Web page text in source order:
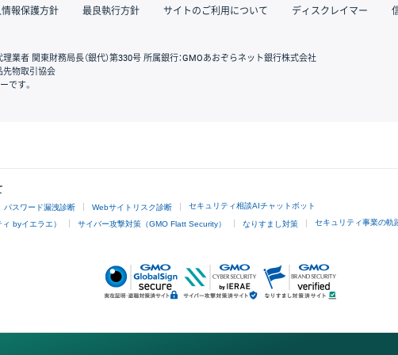
報保護方針 最良執行方針 サイトのご利用について ディスクレイマー
業者 関東財務局長（銀代）第330号 所属銀行：GMOあおぞらネット銀行株式会社
先物取引協会
です。
パスワード漏洩診断 Webサイトリスク診断 セキュリティ相談AIチャットボット
byイエラエ） サイバー攻撃対策（GMO Flatt Security） なりすまし対策 セキュリティ事業の軌